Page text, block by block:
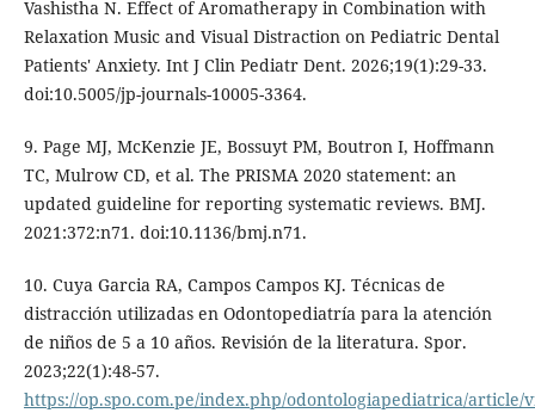
Vashistha N. Effect of Aromatherapy in Combination with
Relaxation Music and Visual Distraction on Pediatric Dental
Patients' Anxiety. Int J Clin Pediatr Dent. 2026;19(1):29-33.
doi:10.5005/jp-journals-10005-3364.
9. Page MJ, McKenzie JE, Bossuyt PM, Boutron I, Hoffmann
TC, Mulrow CD, et al. The PRISMA 2020 statement: an
updated guideline for reporting systematic reviews. BMJ.
2021:372:n71. doi:10.1136/bmj.n71.
10. Cuya Garcia RA, Campos Campos KJ. Técnicas de
distracción utilizadas en Odontopediatría para la atención
de niños de 5 a 10 años. Revisión de la literatura. Spor.
2023;22(1):48-57.
https://op.spo.com.pe/index.php/odontologiapediatrica/article/